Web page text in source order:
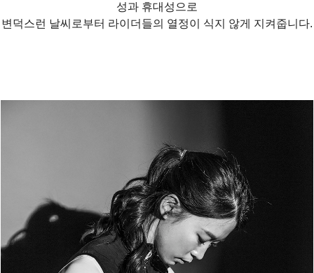
성과 휴대성으로
변덕스런 날씨로부터 라이더들의 열정이 식지 않게 지켜줍니다.